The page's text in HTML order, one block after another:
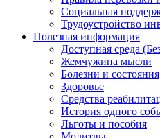
Социальная
Трудоустройство
Полезная информация
Доступная среда
Жемчужина мысли
Болезни и состояния
Здоровье
Средства
История одного
Льготы и пособия